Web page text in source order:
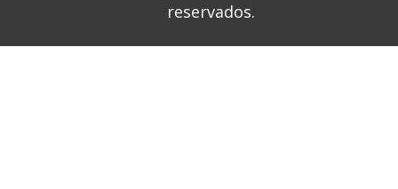
reservados.